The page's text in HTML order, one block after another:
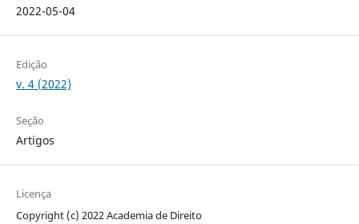
2022-05-04
Edição
v. 4 (2022)
Seção
Artigos
Licença
Copyright (c) 2022 Academia de Direito